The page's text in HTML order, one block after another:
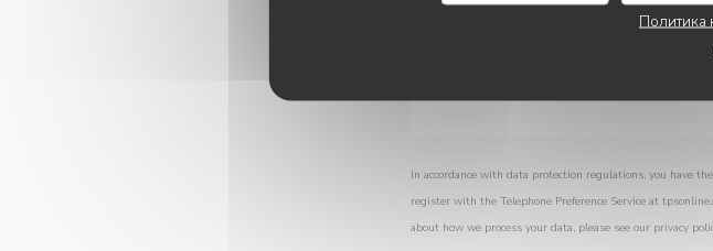
Политика
In accordance with data protection regulations, you have
register with the Telephone Preference Service at
about how we process your data, please see our privacy